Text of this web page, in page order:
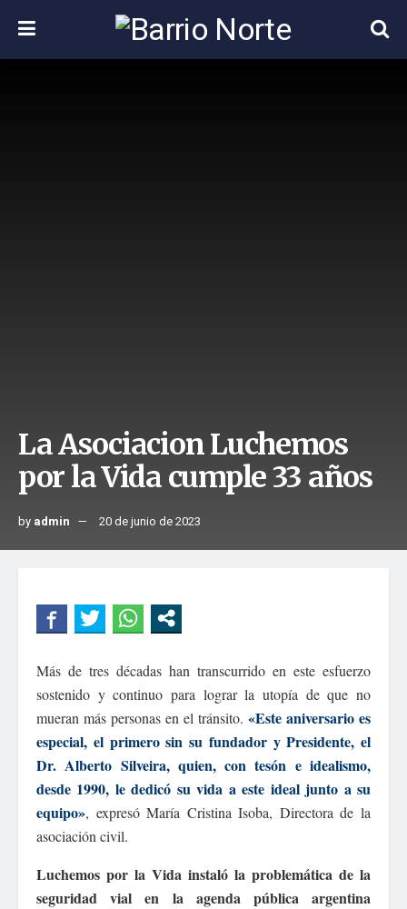
La Asociacion Luchemos
por la Vida cumple 33 años
by admin 20 de junio de 2023
Más de tres décadas han transcurrido en este esfuerzo
sostenido y continuo para lograr la utopía de que no
mueran más personas en el tránsito. «Este aniversario es
especial, el primero sin su fundador y Presidente, el
Dr. Alberto Silveira, quien, con tesón e idealismo,
desde 1990, le dedicó su vida a este ideal junto a su
equipo», expresó María Cristina Isoba, Directora de la
asociación civil.
Luchemos por la Vida instaló la problemática de la
seguridad vial en la agenda pública argentina